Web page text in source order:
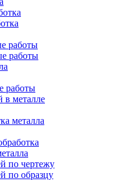
работы
работы
работы
в металле
металла
по чертежу
по образцу